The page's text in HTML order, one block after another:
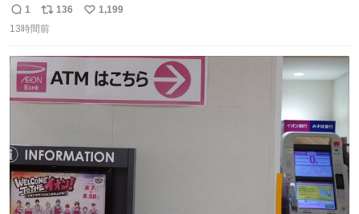
いですが、もっと小さいプラスチックのクリップです。 バ
ネは使いやすいように強度を調整してあるはず。
返
信
1
リ
ポ
ト
数
136
い
1,199
13時間前